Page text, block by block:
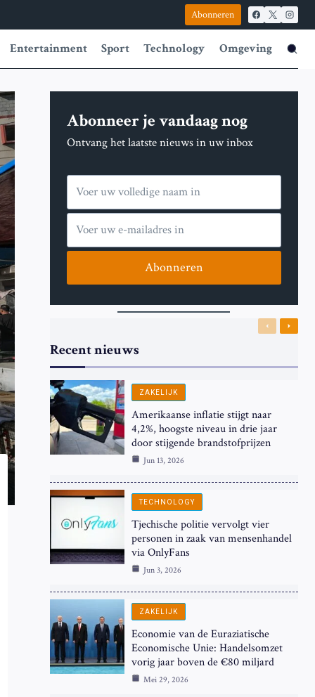
Abonneren
Entertainment Sport Technology Omgeving
Abonneer je vandaag nog
Ontvang het laatste nieuws in uw inbox
Abonneren
Recent nieuws
Previous
Next
ZAKELIJK
Amerikaanse inflatie stijgt naar
4,2%, hoogste niveau in drie jaar
door stijgende brandstofprijzen
Jun 13, 2026
TECHNOLOGY
Tjechische politie vervolgt vier
personen in zaak van mensenhandel
via OnlyFans
Jun 3, 2026
ZAKELIJK
Economie van de Euraziatische
Economische Unie: Handelsomzet
vorig jaar boven de €80 miljard
Mei 29, 2026